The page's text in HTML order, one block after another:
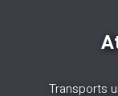
Transports